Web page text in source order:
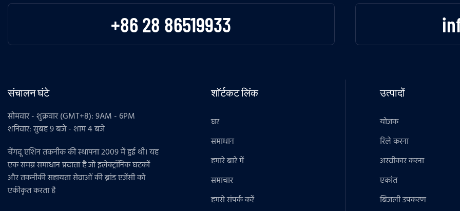
+86 28 86519933
संचालन घंटे
सोमवार - शुक्रवार (GMT+8): 9AM - 6PM
शनिवार: सुबह 9 बजे - शाम 4 बजे
चेंगदू एशिन तकनीक की स्थापना 2009 में हुई थी। यह
एक समग्र समाधान प्रदाता है जो इलेक्ट्रॉनिक घटकों
और तकनीकी सहायता सेवाओं की ब्रांड एजेंसी को
एकीकृत करता है
शॉर्टकट लिंक
घर
समाधान
हमारे बारे में
समाचार
हमसे संपर्क करें
उत्पादों
योजक
रिले करना
अस्वीकार करना
एकांत
बिजली उपकरण